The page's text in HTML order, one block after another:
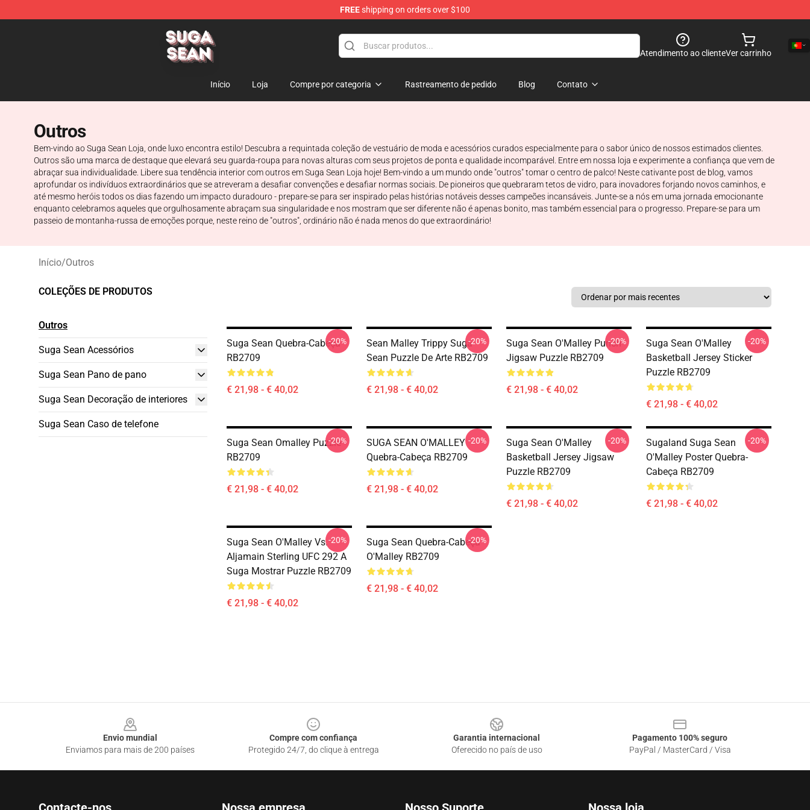
FREEshipping on orders over $100
Suga Sean Shop - Official Suga Sean Merchandise Store
Atendimento ao clienteVer carrinho
Início Loja Compre por categoria Rastreamento de pedido Blog Contato
Outros
Bem-vindo ao Suga Sean Loja, onde luxo encontra estilo! Descubra a requintada coleção de vestuário de moda e acessórios curados especialmente para o sabor único de nossos estimados clientes.
Outros são uma marca de destaque que elevará seu guarda-roupa para novas alturas com seus projetos de ponta e qualidade incomparável. Entre em nossa loja e experimente a confiança que vem de
abraçar sua individualidade. Libere sua tendência interior com outros em Suga Sean Loja hoje! Bem-vindo a um mundo onde "outros" tomar o centro de palco! Neste cativante post de blog, vamos
aprofundar os indivíduos extraordinários que se atreveram a desafiar convenções e desafiar normas sociais. De pioneiros que quebraram tetos de vidro, para inovadores forjando novos caminhos, e
até mesmo heróis todos os dias fazendo um impacto duradouro - prepare-se para ser inspirado pelas histórias notáveis desses campeões incansáveis. Junte-se a nós em uma jornada emocionante
enquanto celebramos aqueles que orgulhosamente abraçam sua singularidade e nos mostram que ser diferente não é apenas bonito, mas também essencial para o progresso. Prepare-se para um
passeio de montanha-russa de emoções porque, neste reino de "outros", ordinário não é nada menos do que extraordinário!
Início/Outros
COLEÇÕES DE PRODUTOS
Outros
Suga Sean Acessórios
Suga Sean Pano de pano
Suga Sean Decoração de interiores
Suga Sean Caso de telefone
Suga Sean Quebra-Cabeça
RB2709
€ 21,98 - € 40,02
-20%
Sean Malley Trippy Suga
Sean Puzzle De Arte RB2709
€ 21,98 - € 40,02
-20%
Suga Sean O'Malley Punch
Jigsaw Puzzle RB2709
€ 21,98 - € 40,02
-20%
Suga Sean O'Malley
Basketball Jersey Sticker
Puzzle RB2709
€ 21,98 - € 40,02
-20%
Suga Sean Omalley Puzzle
RB2709
€ 21,98 - € 40,02
-20%
SUGA SEAN O'MALLEY
Quebra-Cabeça RB2709
€ 21,98 - € 40,02
-20%
Suga Sean O'Malley
Basketball Jersey Jigsaw
Puzzle RB2709
€ 21,98 - € 40,02
-20%
Sugaland Suga Sean
O'Malley Poster Quebra-
Cabeça RB2709
€ 21,98 - € 40,02
-20%
Suga Sean O'Malley Vs.
Aljamain Sterling UFC 292 A
Suga Mostrar Puzzle RB2709
€ 21,98 - € 40,02
-20%
Suga Sean Quebra-Cabeça
O'Malley RB2709
€ 21,98 - € 40,02
-20%
Envio mundial
Enviamos para mais de 200 países
Compre com confiança
Protegido 24/7, do clique à entrega
Garantia internacional
Oferecido no país de uso
Pagamento 100% seguro
PayPal / MasterCard / Visa